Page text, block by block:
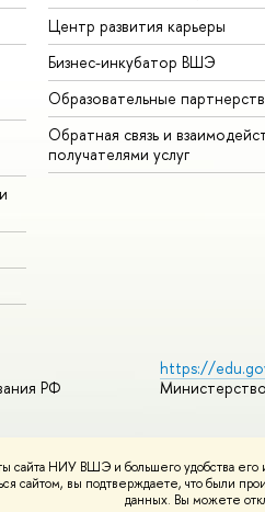
сайта НИУ ВШЭ и большего удобства
сайтом, вы подтверждаете, что были
данных. Вы можете
Центр развития карьеры
Бизнес-инкубатор ВШЭ
Образовательные
Обратная связь и
получателями услуг
РФ
https://
использования материалов
дизайна НИУ ВШЭ